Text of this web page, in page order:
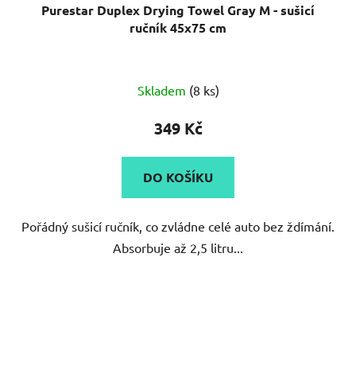
Purestar Duplex Drying Towel Gray M - sušicí
ručník 45x75 cm
Skladem (8 ks)
349 Kč
DO KOŠÍKU
Pořádný sušicí ručník, co zvládne celé auto bez ždímání.
Absorbuje až 2,5 litru...